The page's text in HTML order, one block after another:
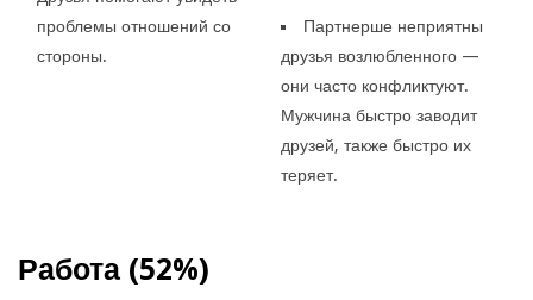
проблемы отношений со
стороны.
Партнерше неприятны
друзья возлюбленного —
они часто конфликтуют.
Мужчина быстро заводит
друзей, также быстро их
теряет.
Работа (52%)